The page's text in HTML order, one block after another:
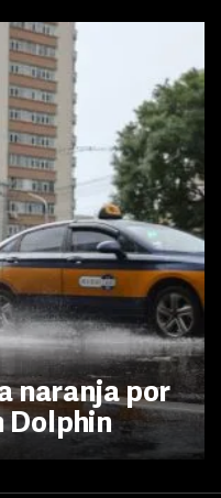
naranja por
Dolphin